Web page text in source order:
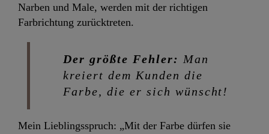
Narben und Male, werden mit der richtigen
Farbrichtung zurücktreten.
Der größte Fehler: Man
kreiert dem Kunden die
Farbe, die er sich wünscht!
Mein Lieblingsspruch: „Mit der Farbe dürfen sie